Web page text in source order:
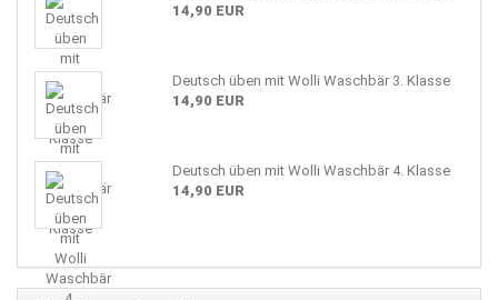
14,90 EUR
Deutsch üben mit Wolli Waschbär 3. Klasse
14,90 EUR
Deutsch üben mit Wolli Waschbär 4. Klasse
14,90 EUR